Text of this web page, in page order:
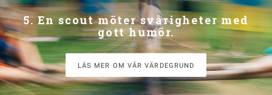
5. En scout möter svårigheter med
gott humör.
LÄS MER OM VÅR VÄRDEGRUND